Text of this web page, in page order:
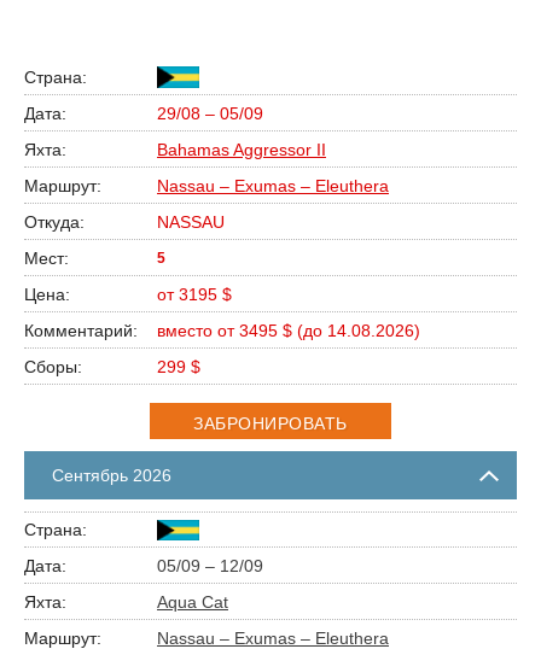
29/08 – 05/09
Bahamas Aggressor II
Nassau – Exumas – Eleuthera
NASSAU
5
от 3195 $
вместо от 3495 $ (до 14.08.2026)
299 $
ЗАБРОНИРОВАТЬ
Сентябрь 2026
05/09 – 12/09
Aqua Cat
Nassau – Exumas – Eleuthera